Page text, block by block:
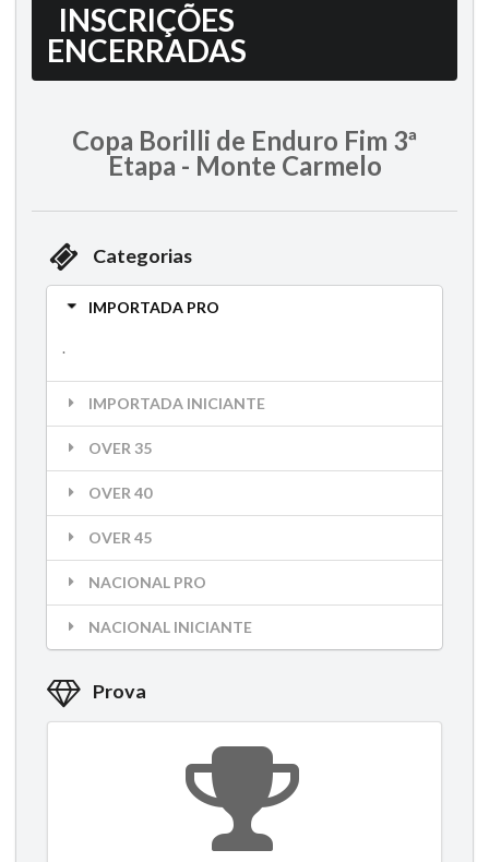
INSCRIÇÕES
ENCERRADAS
Copa Borilli de Enduro Fim 3ª
Etapa - Monte Carmelo
Categorias
IMPORTADA PRO
.
IMPORTADA INICIANTE
OVER 35
OVER 40
OVER 45
NACIONAL PRO
NACIONAL INICIANTE
Prova